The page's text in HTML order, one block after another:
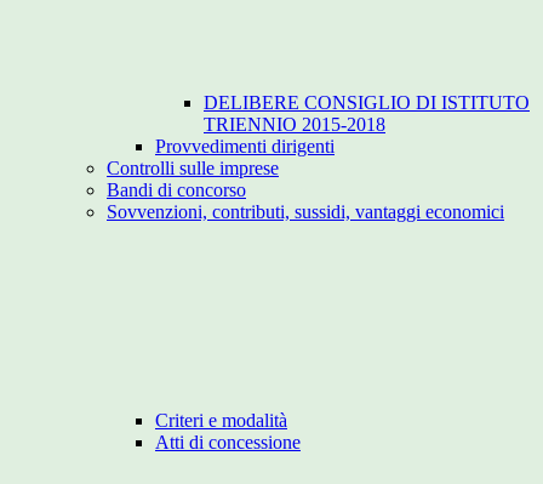
DELIBERE CONSIGLIO DI ISTITUTO
TRIENNIO 2015-2018
Provvedimenti dirigenti
Controlli sulle imprese
Bandi di concorso
Sovvenzioni, contributi, sussidi, vantaggi economici
Criteri e modalità
Atti di concessione